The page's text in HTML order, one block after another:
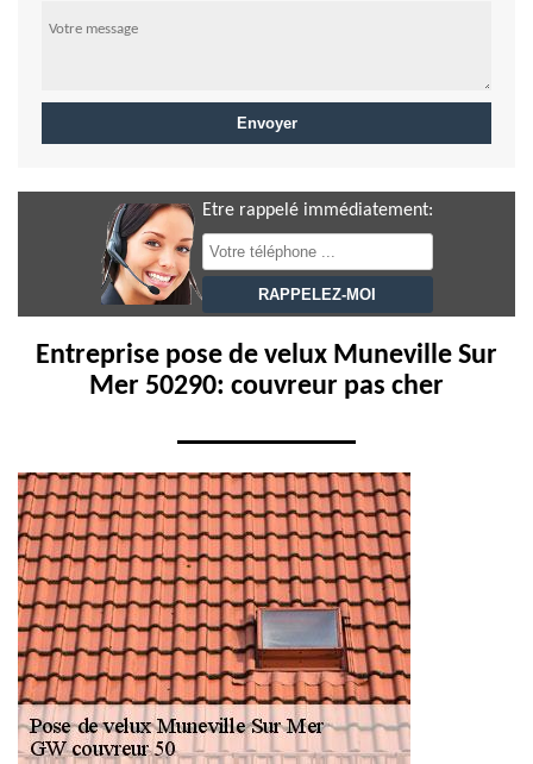
Etre rappelé immédiatement:
Entreprise pose de velux Muneville Sur
Mer 50290: couvreur pas cher